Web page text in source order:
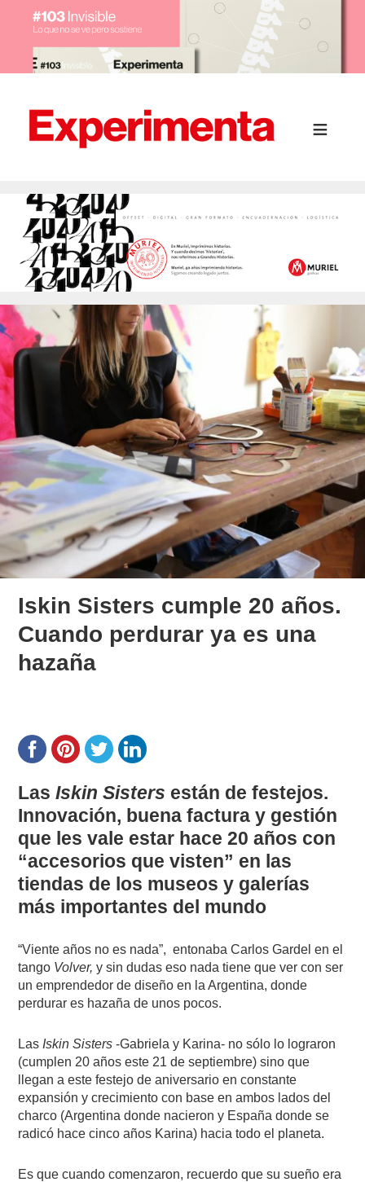
Iskin Sisters cumple 20 años.
Cuando perdurar ya es una
hazaña
LasIskin Sisters están de festejos.
Innovación, buena factura y gestión
que les vale estar hace 20 años con
“accesorios que visten” en las
tiendas de los museos y galerías
más importantes del mundo
“Viente años no es nada”, entonaba Carlos Gardel en el
tango Volver,y sin dudas eso nada tiene que ver con ser
un emprendedor de diseño en la Argentina, donde
perdurar es hazaña de unos pocos.
Las Iskin Sisters-Gabriela y Karina- no sólo lo lograron
(cumplen 20 años este 21 de septiembre) sino que
llegan a este festejo de aniversario en constante
expansión y crecimiento con base en ambos lados del
charco (Argentina donde nacieron y España donde se
radicó hace cinco años Karina) hacia todo el planeta.
Es que cuando comenzaron, recuerdo que su sueño era